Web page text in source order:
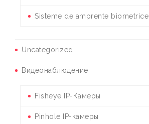
Sisteme de amprente biometrice
Uncategorized
Видеонаблюдение
Fisheye IP-Камеры
Pinhole IP-камеры